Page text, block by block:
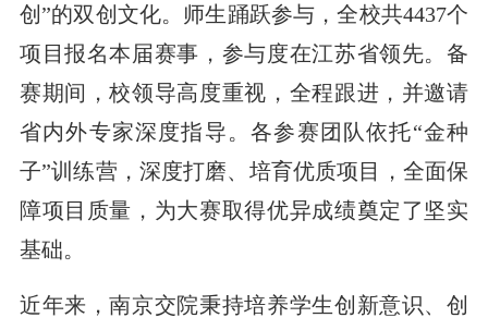
创”的双创文化。师生踊跃参与，全校共4437个
项目报名本届赛事，参与度在江苏省领先。备
赛期间，校领导高度重视，全程跟进，并邀请
省内外专家深度指导。各参赛团队依托“金种
子”训练营，深度打磨、培育优质项目，全面保
障项目质量，为大赛取得优异成绩奠定了坚实
基础。
近年来，南京交院秉持培养学生创新意识、创